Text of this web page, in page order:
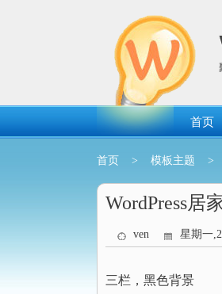
首页
首页 > 模板主题 >
WordPress居
ven 星期一
三栏，黑色背景